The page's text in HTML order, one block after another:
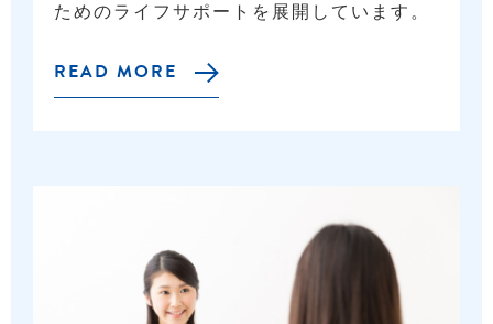
ためのライフサポートを展開しています。
READ MORE